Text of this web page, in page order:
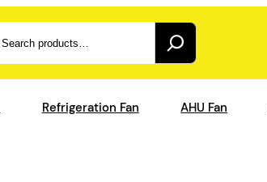
Refrigeration Fan AHU Fan